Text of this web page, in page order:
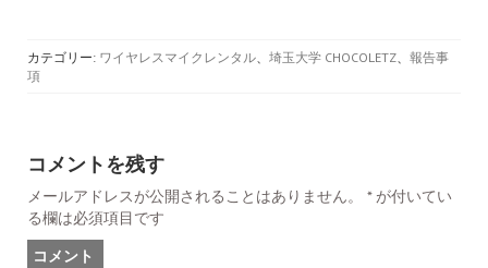
カテゴリー: ワイヤレスマイクレンタル、 埼玉大学 CHOCOLETZ、 報告事
項
コメントを残す
メールアドレスが公開されることはありません。 *が付いてい
る欄は必須項目です
コメント